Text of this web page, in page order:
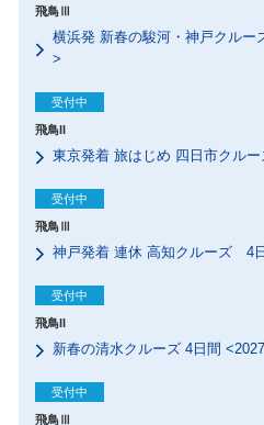
飛鳥Ⅲ
横浜発 新春の駿河・神戸クル
>
飛鳥II
受付中
東京発着 旅はじめ 四日市クル
飛鳥Ⅲ
受付中
神戸発着 連休 高知クルーズ 4
飛鳥II
受付中
新春の清水クルーズ 4日間
飛鳥Ⅲ
受付中